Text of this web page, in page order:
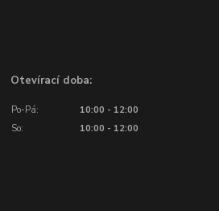
Otevírací doba:
Po-Pá: 10:00 - 12:00
So:
10:00 - 12:00